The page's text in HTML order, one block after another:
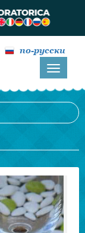
по-русски